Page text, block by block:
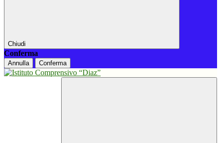
Chiudi
Conferma
Annulla Conferma